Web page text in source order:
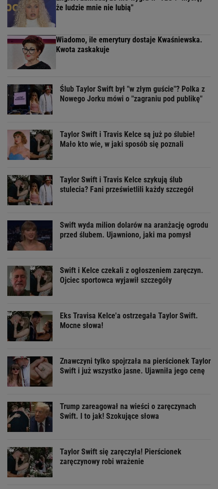
że ludzie mnie nie lubią"
Wiadomo, ile emerytury dostaje Kwaśniewska.
Kwota zaskakuje
Ślub Taylor Swift był "w złym guście"? Polka z
Nowego Jorku mówi o "zagraniu pod publikę"
Taylor Swift i Travis Kelce są już po ślubie!
Mało kto wie, w jaki sposób się poznali
Taylor Swift i Travis Kelce szykują ślub
stulecia? Fani prześwietlili każdy szczegół
Swift wyda milion dolarów na aranżację ogrodu
przed ślubem. Ujawniono, jaki ma pomysł
Swift i Kelce czekali z ogłoszeniem zaręczyn.
Ojciec sportowca wyjawił szczegóły
Eks Travisa Kelce'a ostrzegała Taylor Swift.
Mocne słowa!
Znawczyni tylko spojrzała na pierścionek Taylor
Swift i już wszystko jasne. Ujawniła jego cenę
Trump zareagował na wieści o zaręczynach
Swift. I to jak! Szokujące słowa
Taylor Swift się zaręczyła! Pierścionek
zaręczynowy robi wrażenie